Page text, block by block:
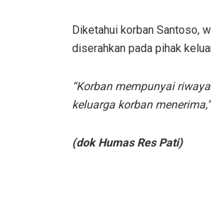
Diketahui korban Santoso,
diserahkan pada pihak
“Korban mempunyai
keluarga korban menerima,”
(dok Humas Res Pati)